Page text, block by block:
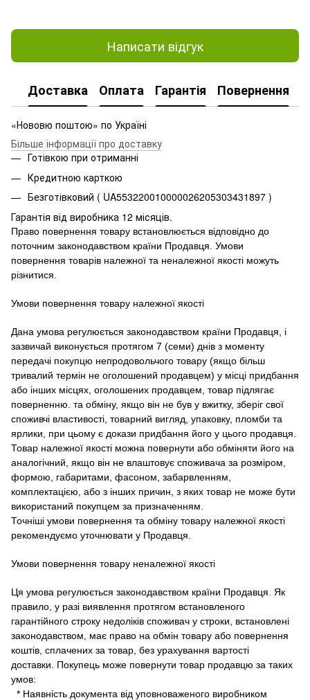
Написати відгук
Доставка Оплата Гарантія Повернення
«Нововю поштою» по Україні
Більше інформації про доставку
Готівкою при отриманні
Кредитною карткою
Безготівковий ( UA553220010000026205303431897 )
Гарантія від виробника 12 місяців.
Право повернення товару встановлюється відповідно до
поточним законодавством країни Продавця. Умови
повернення товарів належної та неналежної якості можуть
різнитися.
Умови повернення товару належної якості
Дана умова регулюється законодавством країни Продавця, і
зазвичай виконується протягом 7 (семи) днів з моменту
передачі покупцю непродовольчого товару (якщо більш
тривалий термін не оголошений продавцем) у місці придбання
або інших місцях, оголошених продавцем, товар підлягає
поверненню. та обміну, якщо він не був у вжитку, зберіг свої
споживчі властивості, товарний вигляд, упаковку, пломби та
ярлики, при цьому є докази придбання його у цього продавця.
Товар належної якості можна повернути або обміняти його на
аналогічний, якщо він не влаштовує споживача за розміром,
формою, габаритами, фасоном, забарвленням,
комплектацією, або з інших причин, з яких товар не може бути
використаний покупцем за призначенням.
Точніші умови повернення та обміну товару належної якості
рекомендуємо уточнювати у Продавця.
Умови повернення товару неналежної якості
Ця умова регулюється законодавством країни Продавця. Як
правило, у разі виявлення протягом встановленого
гарантійного строку недоліків споживач у строки, встановлені
законодавством, має право на обмін товару або повернення
коштів, сплачених за товар, без урахування вартості
доставки. Покупець може повернути товар продавцю за таких
умов:
* Наявність документа від уповноваженого виробником